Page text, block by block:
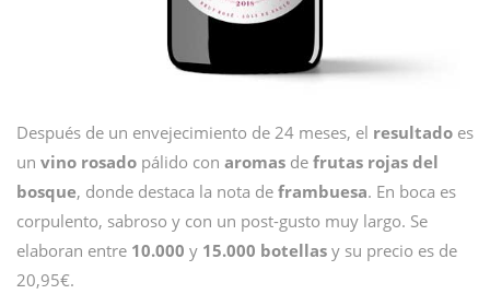
Después de un envejecimiento de 24 meses, el resultado es
un vino rosado pálido con aromas de frutas rojas del
bosque, donde destaca la nota de frambuesa. En boca es
corpulento, sabroso y con un post-gusto muy largo. Se
elaboran entre 10.000 y 15.000 botellas y su precio es de
20,95€.